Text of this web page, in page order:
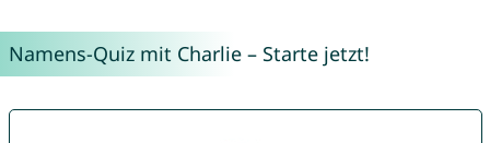
Namens-Quiz mit Charlie – Starte jetzt!